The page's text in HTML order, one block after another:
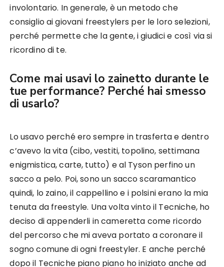
involontario. In generale, è un metodo che
consiglio ai giovani freestylers per le loro selezioni,
perché permette che la gente, i giudici e così via si
ricordino di te.
Come mai usavi lo zainetto durante le
tue performance? Perché hai smesso
di usarlo?
Lo usavo perché ero sempre in trasferta e dentro
c’avevo la vita (cibo, vestiti, topolino, settimana
enigmistica, carte, tutto) e al Tyson perfino un
sacco a pelo. Poi, sono un sacco scaramantico
quindi, lo zaino, il cappellino e i polsini erano la mia
tenuta da freestyle. Una volta vinto il Tecniche, ho
deciso di appenderli in cameretta come ricordo
del percorso che mi aveva portato a coronare il
sogno comune di ogni freestyler. E anche perché
dopo il Tecniche piano piano ho iniziato anche ad